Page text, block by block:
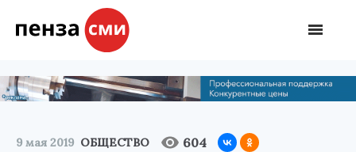
9 мая 2019 ОБЩЕСТВО 604